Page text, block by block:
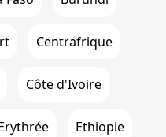
Centrafrique
Côte d'Ivoire
Ethiopie